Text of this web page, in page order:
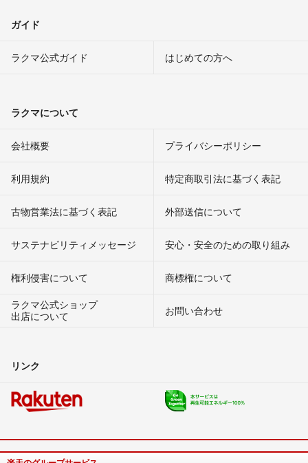
ガイド
ラクマ公式ガイド はじめての方へ
ラクマについて
会社概要 プライバシーポリシー
利用規約 特定商取引法に基づく表記
古物営業法に基づく表記 外部送信について
サステナビリティメッセージ 安心・安全のための取り組み
権利侵害について
商標権について
ラクマ公式ショップ
出店について
お問い合わせ
リンク